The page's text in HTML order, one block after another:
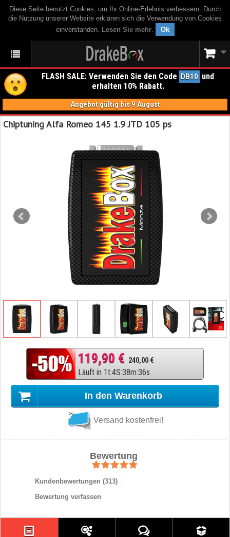
Diese Seite benutzt Cookies, um Ihr Online-Erlebnis verbessern. Durch
die Nutzung unserer Website erklären sich die Verwendung von Cookies
einverstanden. Lesen Sie mehr. Ok
FLASH SALE: Verwenden Sie den Code DB10 und
erhalten 10% Rabatt.
Angebot gültig bis 9 August
Chiptuning Alfa Romeo 145 1.9 JTD 105 ps
119,90 € 240,00 €
Läuft in 1t:4S:38m:35s
In den Warenkorb
Versand kostenfrei!
Bewertung
Kundenbewertungen (313)
Bewertung verfassen